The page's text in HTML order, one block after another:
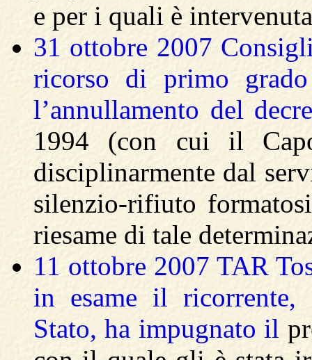
e per i quali è
31 ottobre 2007
ricorso di primo
l’annullamento del
1994 (con cui il
disciplinarmente dal
silenzio-rifiuto
riesame di tale
11 ottobre 2007 TAR
in esame il
Stato, ha impugnato il